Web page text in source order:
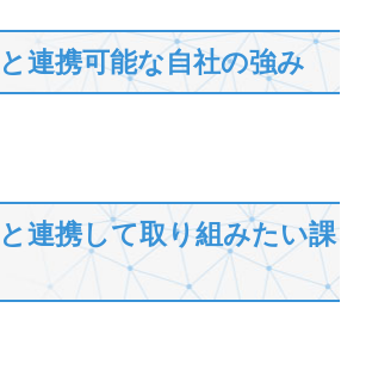
連携可能な自社の強み
連携して取り組みたい課